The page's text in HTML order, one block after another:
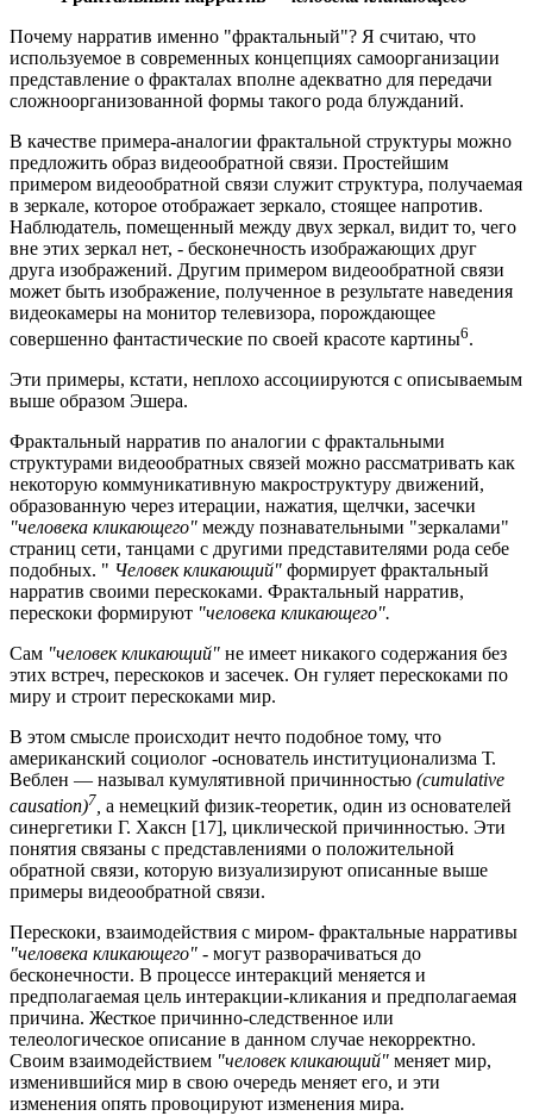
Почему нарратив именно "фрактальный"? Я считаю, что
используемое в современных концепциях самоорганизации
представление о фракталах вполне адекватно для передачи
сложноорганизованной формы такого рода блужданий.
В качестве примера-аналогии фрактальной структуры можно
предложить образ видеообратной связи. Простейшим
примером видеообратной связи служит структура, получаемая
в зеркале, которое отображает зеркало, стоящее напротив.
Наблюдатель, помещенный между двух зеркал, видит то, чего
вне этих зеркал нет, - бесконечность изображающих друг
друга изображений. Другим примером видеообратной связи
может быть изображение, полученное в результате наведения
видеокамеры на монитор телевизора, порождающее
совершенно фантастические по своей красоте картины6.
Эти примеры, кстати, неплохо ассоциируются с описываемым
выше образом Эшера.
Фрактальный нарратив по аналогии с фрактальными
структурами видеообратных связей можно рассматривать как
некоторую коммуникативную макроструктуру движений,
образованную через итерации, нажатия, щелчки, засечки
"человека кликающего" между познавательными "зеркалами"
страниц сети, танцами с другими представителями рода себе
подобных. " Человек кликающий" формирует фрактальный
нарратив своими перескоками. Фрактальный нарратив,
перескоки формируют "человека кликающего".
Сам "человек кликающий" не имеет никакого содержания без
этих встреч, перескоков и засечек. Он гуляет перескоками по
миру и строит перескоками мир.
В этом смысле происходит нечто подобное тому, что
американский социолог -основатель институционализма Т.
Веблен — называл кумулятивной причинностью (cumulative
causation)7 а немецкий физик-теоретик, один из основателей
синергетики Г. Хаксн [17], циклической причинностью. Эти
понятия связаны с представлениями о положительной
обратной связи, которую визуализируют описанные выше
примеры видеообратной связи.
Перескоки, взаимодействия с миром- фрактальные нарративы
"человека кликающего" - могут разворачиваться до
бесконечности. В процессе интеракций меняется и
предполагаемая цель интеракции-кликания и предполагаемая
причина. Жесткое причинно-следственное или
телеологическое описание в данном случае некорректно.
Своим взаимодействием "человек кликающий" меняет мир,
изменившийся мир в свою очередь меняет его, и эти
изменения опять провоцируют изменения мира.